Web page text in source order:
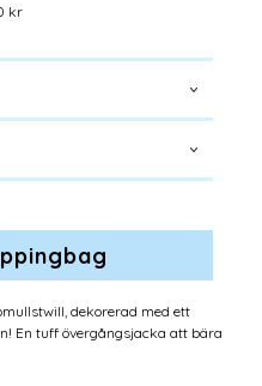
kr
dekorerad med ett
En tuff övergångsjacka att bära